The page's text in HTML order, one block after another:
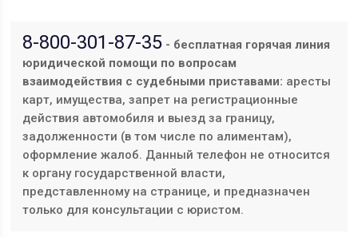
8-800-301-87-35 - бесплатная горячая линия
юридической помощи по вопросам
взаимодействия с судебными приставами: аресты
карт, имущества, запрет на регистрационные
действия автомобиля и выезд за границу,
задолженности (в том числе по алиментам),
оформление жалоб. Данный телефон не относится
к органу государственной власти,
представленному на странице, и предназначен
только для консультации с юристом.